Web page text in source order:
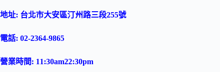
地址: 台北市大安區汀州路三段255號
電話: 02-2364-9865
營業時間: 11:30am22:30pm